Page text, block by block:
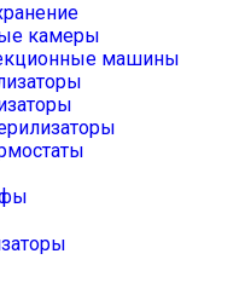
камеры
машины